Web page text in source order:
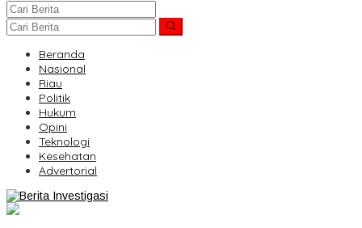
Beranda
Nasional
Riau
Politik
Hukum
Opini
Teknologi
Kesehatan
Advertorial